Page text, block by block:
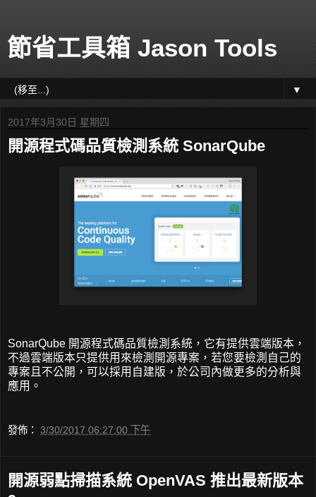
節省工具箱 Jason Tools
▼
2017年3月30日 星期四
開源程式碼品質檢測系統 SonarQube
SonarQube 開源程式碼品質檢測系統，它有提供雲端版本，
不過雲端版本只提供用來檢測開源專案，若您要檢測自己的
專案且不公開，可以採用自建版，於公司內做更多的分析與
應用。
發佈： 3/30/2017 06:27:00 下午
開源弱點掃描系統 OpenVAS 推出最新版本